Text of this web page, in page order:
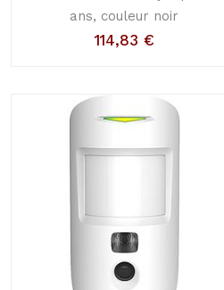
ans, couleur noir
114,83 €